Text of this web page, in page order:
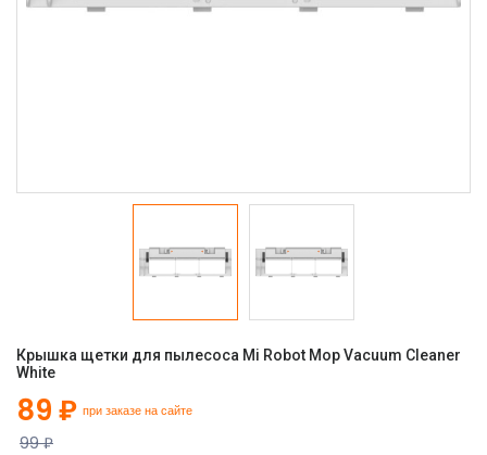
Крышка щетки для пылесоса Mi Robot Mop Vacuum Cleaner
White
89 ₽ при заказе на сайте
99 ₽